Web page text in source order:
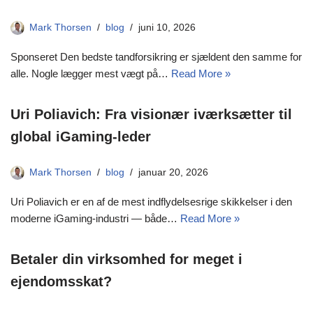
Mark Thorsen blog juni 10, 2026
Sponseret Den bedste tandforsikring er sjældent den samme for
alle. Nogle lægger mest vægt på… Read More »
Uri Poliavich: Fra visionær iværksætter til
global iGaming-leder
Mark Thorsen blog januar 20, 2026
Uri Poliavich er en af de mest indflydelsesrige skikkelser i den
moderne iGaming-industri — både… Read More »
Betaler din virksomhed for meget i
ejendomsskat?